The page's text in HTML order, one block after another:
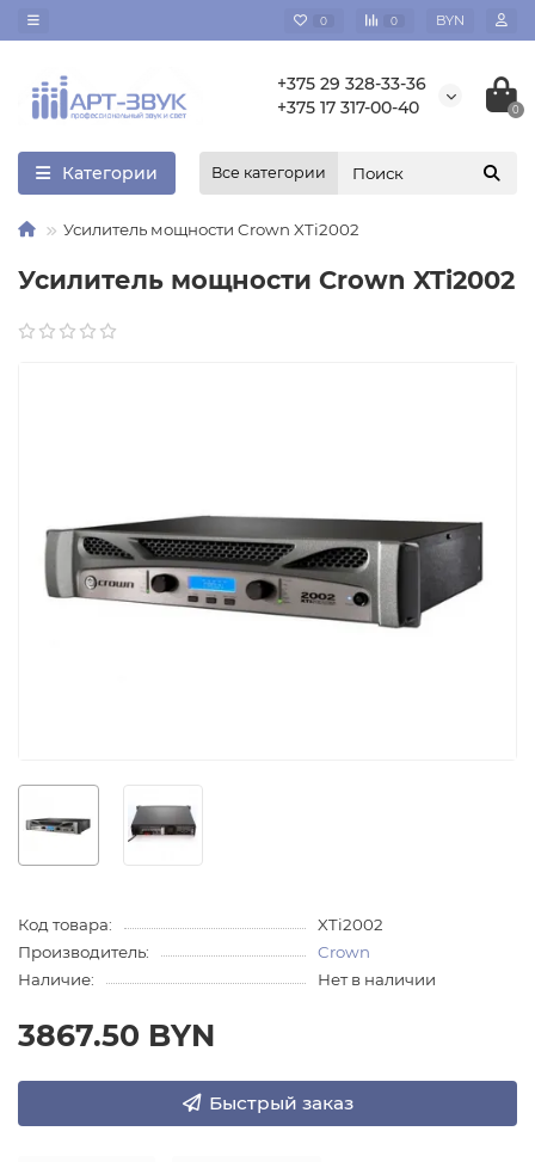
0 0 BYN
+375 29 328-33-36
+375 17 317-00-40
0
Категории Все категории
Усилитель мощности Crown XTi2002
Усилитель мощности Crown XTi2002
Код товара:
XTi2002
Производитель:
Crown
Наличие:
Нет в наличии
3867.50 BYN
Быстрый заказ